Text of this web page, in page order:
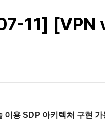
11] [VPN
이용 SDP 아키텍처 구현 가